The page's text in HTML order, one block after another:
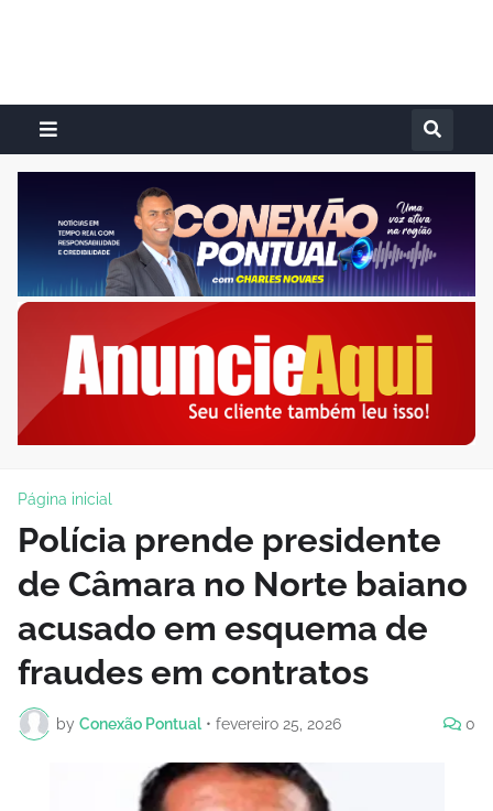
Página inicial
Polícia prende presidente
de Câmara no Norte baiano
acusado em esquema de
fraudes em contratos
by Conexão Pontual • fevereiro 25, 2026 0